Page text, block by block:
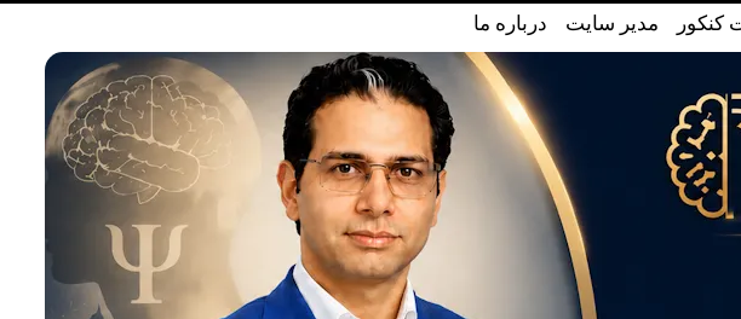
کنکور مدیر سایت درباره ما